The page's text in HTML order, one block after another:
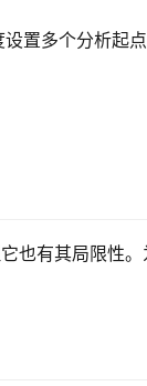
置多个分析起
也有其局限性